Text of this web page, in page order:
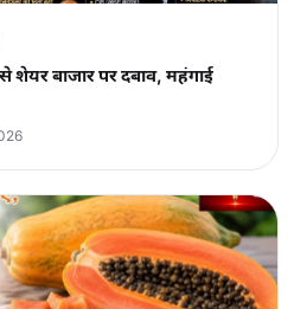
बाजार पर दबाव, महंगाई